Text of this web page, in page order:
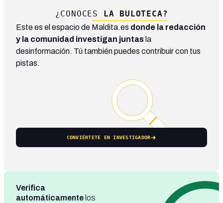
¿CONOCES LA BULOTECA?
Este es el espacio de Maldita.es donde la redacción
y la comunidad investigan juntas la
desinformación. Tú también puedes contribuir con tus
pistas.
CONVIÉRTETE EN INVESTIGADOR
Verifica
automáticamente los